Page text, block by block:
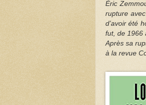
Éric
rupture
d’avoir été
fut, de 1966
Après sa
à la revue